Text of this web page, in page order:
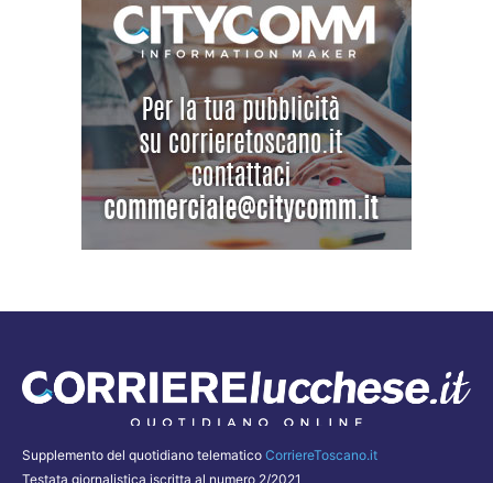
Supplemento del quotidiano telematico CorriereToscano.it
Testata giornalistica iscritta al numero 2/2021